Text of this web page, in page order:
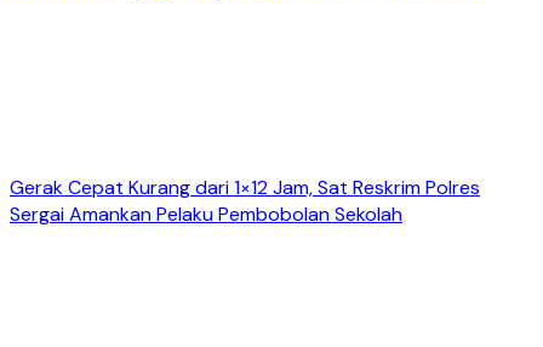
Gerak Cepat Kurang dari 1×12 Jam, Sat Reskrim Polres
Sergai Amankan Pelaku Pembobolan Sekolah